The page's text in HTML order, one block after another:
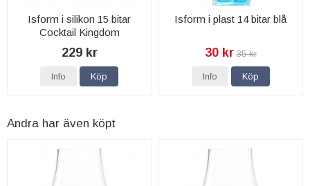
Isform i silikon 15 bitar
Cocktail Kingdom
229 kr
Info Köp
Isform i plast 14 bitar blå
30 kr 35 kr
Info Köp
Andra har även köpt